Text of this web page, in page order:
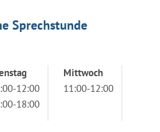
Sprechstunde
12:00
18:00
Mittwoch
11:00-12:00